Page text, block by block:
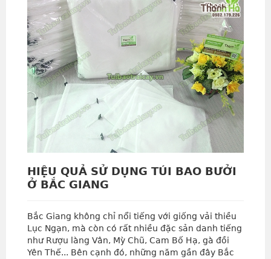
HIỆU QUẢ SỬ DỤNG TÚI BAO BƯỞI
Ở BẮC GIANG
Bắc Giang không chỉ nổi tiếng với giống vải thiều
Lục Ngạn, mà còn có rất nhiều đặc sản danh tiếng
như Rượu làng Vân, Mỳ Chũ, Cam Bố Hạ, gà đồi
Yên Thế... Bên cạnh đó, những năm gần đây Bắc